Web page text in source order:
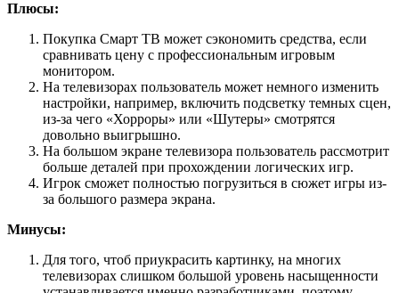
Плюсы:
Покупка Смарт ТВ может сэкономить средства, если
сравнивать цену с профессиональным игровым
монитором.
На телевизорах пользователь может немного изменить
настройки, например, включить подсветку темных сцен,
из-за чего «Хорроры» или «Шутеры» смотрятся
довольно выигрышно.
На большом экране телевизора пользователь рассмотрит
больше деталей при прохождении логических игр.
Игрок сможет полностью погрузиться в сюжет игры из-
за большого размера экрана.
Минусы:
Для того, чтоб приукрасить картинку, на многих
телевизорах слишком большой уровень насыщенности